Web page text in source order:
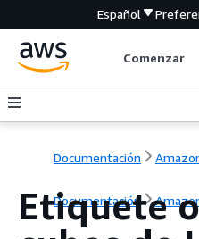
Español
Comenzar
Documentación
Documentación
Etiquete